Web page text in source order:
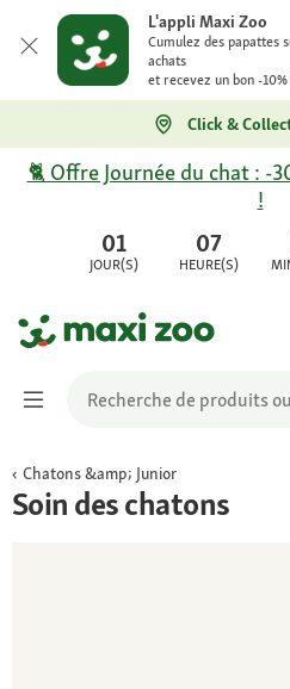
L'appli Maxi Zoo
Cumulez des papattes
achats
et recevez un bon -
Click &
01
JOUR(S)
07
HEURE(S)
🐈 Offre Journée du chat : -
!
Chatons &amp; Junior
Soin des chatons